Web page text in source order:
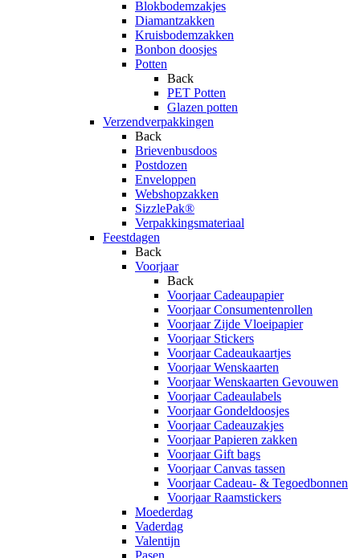
Blokbodemzakjes
Diamantzakken
Kruisbodemzakken
Bonbon doosjes
Potten
Back
PET Potten
Glazen potten
Verzendverpakkingen
Back
Brievenbusdoos
Postdozen
Enveloppen
Webshopzakken
SizzlePak®
Verpakkingsmateriaal
Feestdagen
Back
Voorjaar
Back
Voorjaar Cadeaupapier
Voorjaar Consumentenrollen
Voorjaar Zijde Vloeipapier
Voorjaar Stickers
Voorjaar Cadeaukaartjes
Voorjaar Wenskaarten
Voorjaar Wenskaarten Gevouwen
Voorjaar Cadeaulabels
Voorjaar Gondeldoosjes
Voorjaar Cadeauzakjes
Voorjaar Papieren zakken
Voorjaar Gift bags
Voorjaar Canvas tassen
Voorjaar Cadeau- & Tegoedbonnen
Voorjaar Raamstickers
Moederdag
Vaderdag
Valentijn
Pasen